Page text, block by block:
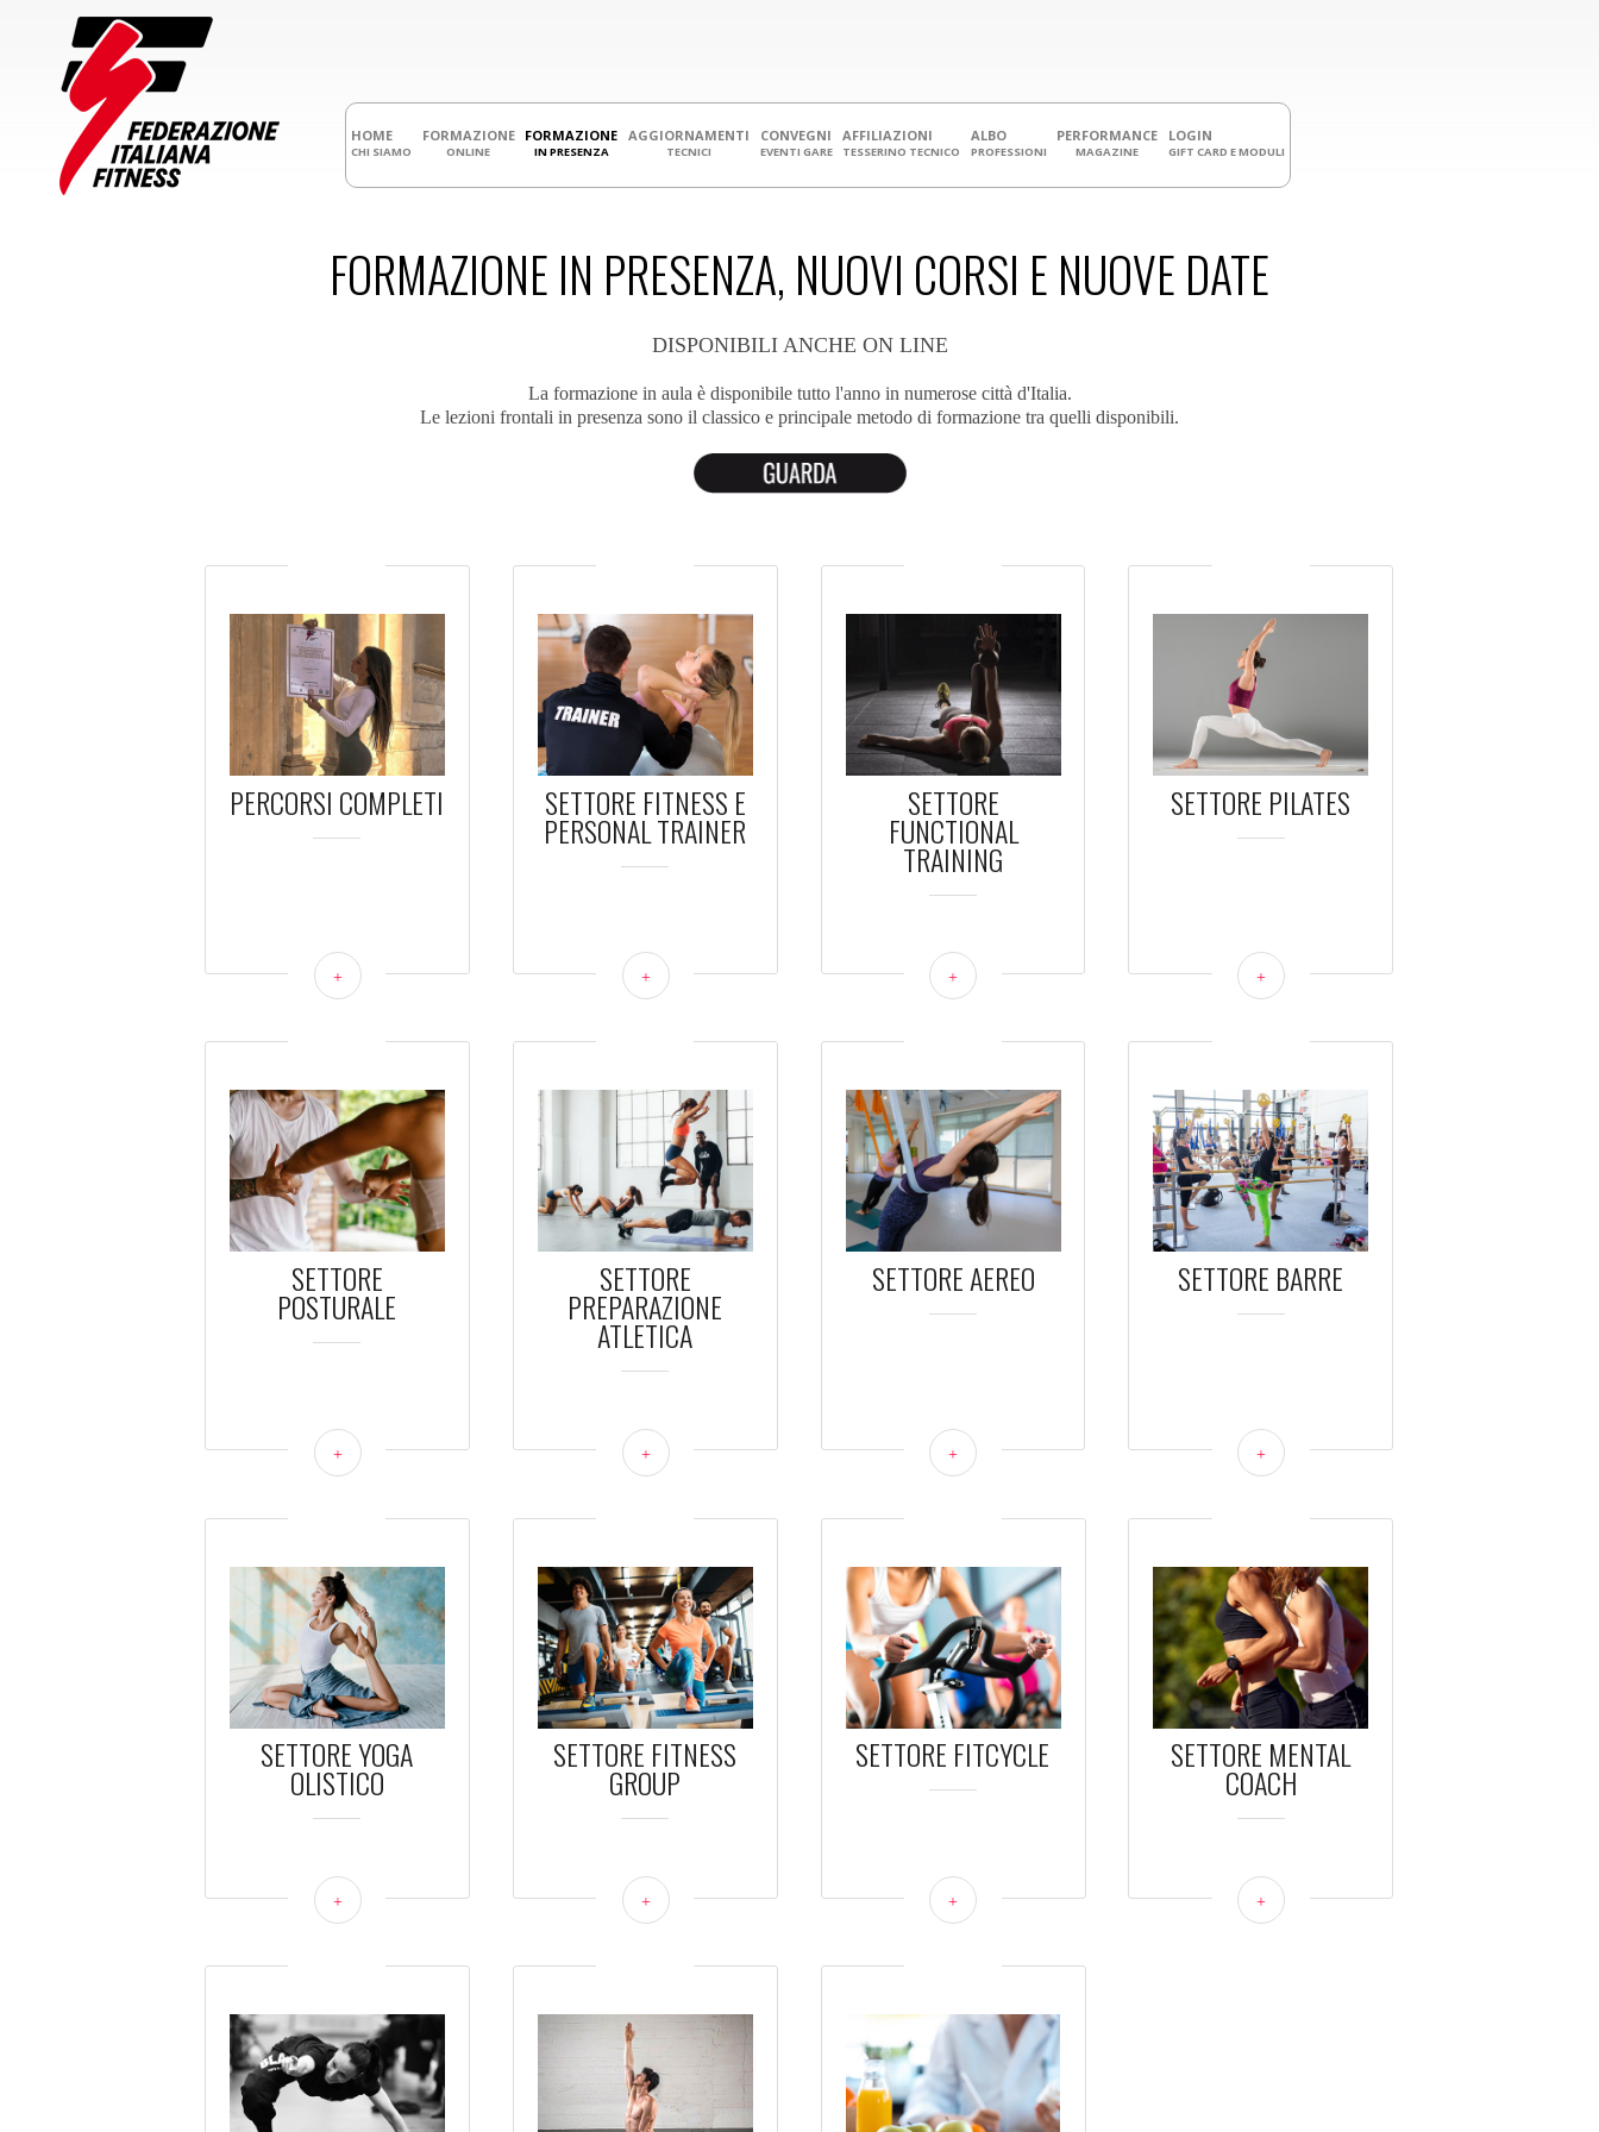
HOME
CHI SIAMO
FORMAZIONE
ONLINE
FORMAZIONE
IN PRESENZA
AGGIORNAMENTI
TECNICI
CONVEGNI
EVENTI GARE
AFFILIAZIONI
TESSERINO TECNICO
ALBO
PROFESSIONI
PERFORMANCE
MAGAZINE
LOGIN
GIFT CARD E MODULI
FORMAZIONE IN PRESENZA, NUOVI CORSI E NUOVE DATE
DISPONIBILI ANCHE ON LINE
La formazione in aula è disponibile tutto l'anno in numerose città d'Italia.
Le lezioni frontali in presenza sono il classico e principale metodo di formazione tra quelli disponibili.
PERCORSI COMPLETI
+
SETTORE FITNESS E
PERSONAL TRAINER
+
SETTORE
FUNCTIONAL
TRAINING
+
SETTORE PILATES
+
SETTORE
POSTURALE
+
SETTORE
PREPARAZIONE
ATLETICA
+
SETTORE AEREO
+
SETTORE BARRE
+
SETTORE YOGA
OLISTICO
+
SETTORE FITNESS
GROUP
+
SETTORE FITCYCLE
+
SETTORE MENTAL
COACH
+